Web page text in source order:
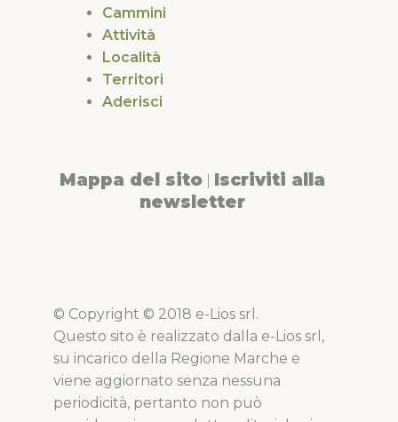
Cammini
Attività
Località
Territori
Aderisci
Mappa del sito Iscriviti alla
newsletter
© Copyright © 2018 e-Lios srl.
Questo sito è realizzato dalla e-Lios srl,
su incarico della Regione Marche e
viene aggiornato senza nessuna
periodicità, pertanto non può